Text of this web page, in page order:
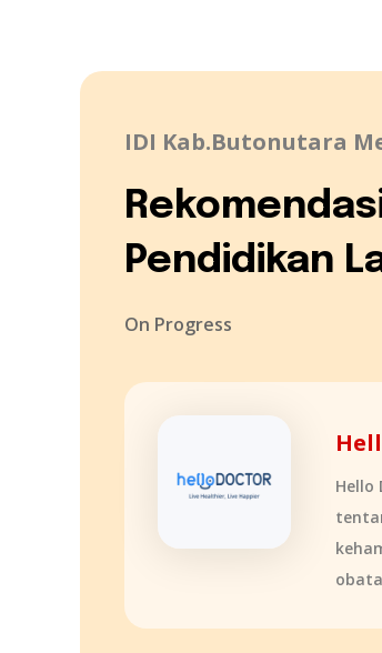
IDI Kab.Butonutara
Pendidikan
On Progress
Hello